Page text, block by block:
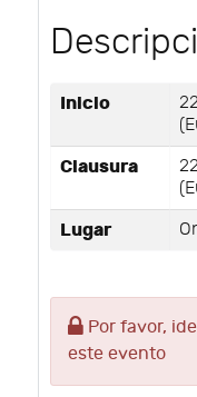
Inicio
Clausura
Lugar
Por favor,
este evento